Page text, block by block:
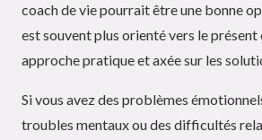
coach de vie pourrait être une bonne
est souvent plus orienté vers le présent
approche pratique et axée sur les
Si vous avez des problèmes
troubles mentaux ou des difficultés